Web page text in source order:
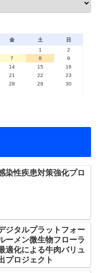
金 土
日
1
2
7 8
9
14 15
16
21 22
23
28 29
30
染性疾患対策強化プロ
ジタルプラットフォー
ーメン微生物フローラ
適化による牛肉バリュ
プロジェクト